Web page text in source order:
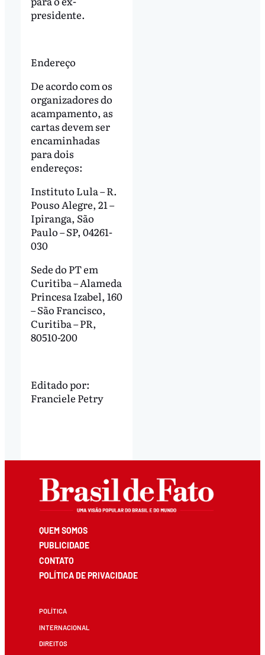
presidente.
Endereço
De acordo com os
organizadores do
acampamento, as
cartas devem ser
encaminhadas
para dois
endereços:
Instituto Lula – R.
Pouso Alegre, 21 –
Ipiranga, São
Paulo – SP, 04261-
030
Sede do PT em
Curitiba – Alameda
Princesa Izabel, 160
– São Francisco,
Curitiba – PR,
80510-200
Editado por:
Franciele Petry
QUEM SOMOS
PUBLICIDADE
CONTATO
POLÍTICA DE PRIVACIDADE
POLÍTICA
INTERNACIONAL
DIREITOS